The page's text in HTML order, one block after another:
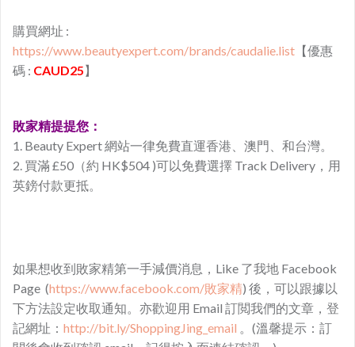
購買網址 :
https://www.beautyexpert.com/brands/caudalie.list 【優惠
碼 : CAUD25】
敗家精提提您：
1. Beauty Expert 網站一律免費直運香港、澳門、和台灣。
2. 買滿 £50（約 HK$504 )可以免費選擇 Track Delivery，用
英鎊付款更抵。
如果想收到敗家精第一手減價消息，Like 了我地 Facebook
Page (https://www.facebook.com/敗家精) 後，可以跟據以
下方法設定收取通知。亦歡迎用 Email 訂閲我們的文章，登
記網址： http://bit.ly/ShoppingJing_email 。(溫馨提示：訂